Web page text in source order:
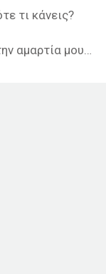
τι κάνεις?
αμαρτία μου…